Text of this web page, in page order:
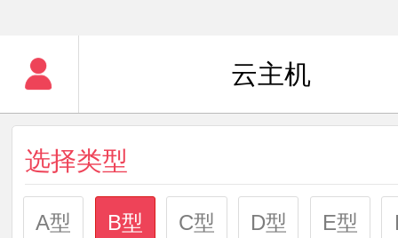
云主机
选择类型
A型 B型 C型 D型 E型